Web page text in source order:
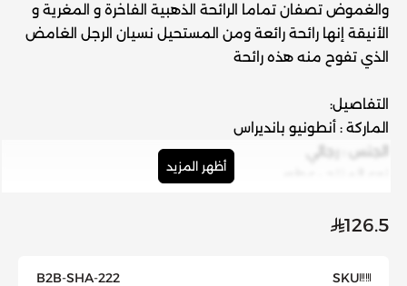
والغموض تصفان تماما الرائحة الذهبية الفاخرة و المغرية و
الأنيقة إنها رائحة رائعة ومن المستحيل نسيان الرجل الغامض
الذي تفوح منه هذه رائحة
التفاصيل:
الماركة : أنطونيو بانديراس
الجنس
: رجالي
العائلة العطرية
سنة الإصدار
أظهر المزيد
126.5
SKU
B2B-SHA-222